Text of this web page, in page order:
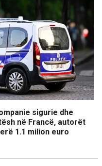
sigurie dhe
në Francë, autorët
1.1 milion euro